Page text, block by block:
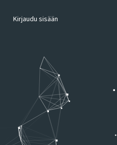
Kirjaudu sisään